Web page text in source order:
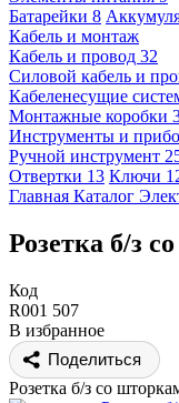
Батарейки 8
Кабель и монтаж
Кабель и провод 32
Силовой кабель и
Кабеленесущие
Монтажные коробки
Инструменты и
Ручной инструмент
Отвертки 13 Ключи
Главная Каталог
Розетка б/з
Код
R001 507
В избранное
Поделиться
Розетка б/з со